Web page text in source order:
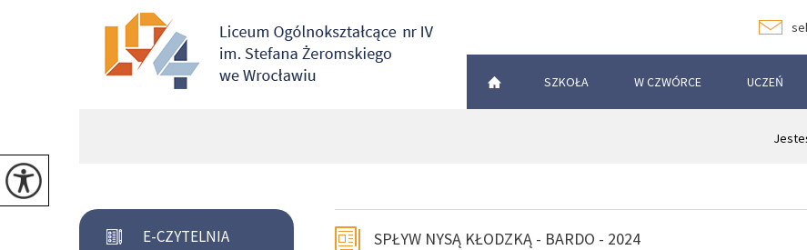
SZKOŁA W CZWÓRCE UCZEŃ
SPŁYW NYSĄ KŁODZKĄ - BARDO - 2024
E-CZYTELNIA